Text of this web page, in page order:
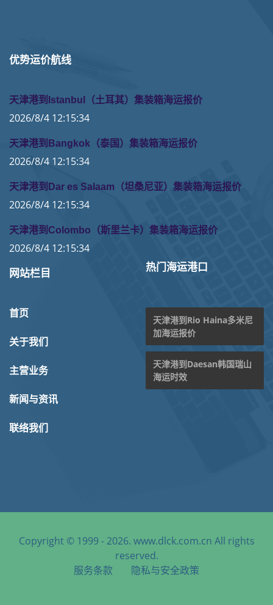
优势运价航线
天津港到Istanbul（土耳其）集装箱海运报价
2026/8/4 12:15:34
天津港到Bangkok（泰国）集装箱海运报价
2026/8/4 12:15:34
天津港到Dar es Salaam（坦桑尼亚）集装箱海运报价
2026/8/4 12:15:34
天津港到Colombo（斯里兰卡）集装箱海运报价
2026/8/4 12:15:34
网站栏目
首页
关于我们
主营业务
新闻与资讯
联络我们
热门海运港口
天津港到Rio Haina多米尼
加海运报价
天津港到Daesan韩国瑞山
海运时效
Copyright © 1999 - 2026. www.dlck.com.cn All rights
reserved.
服务条款
隐私与安全政策